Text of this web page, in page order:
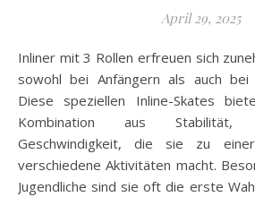
April 29, 2025
Inliner mit 3 Rollen erfreuen sich zunehmender Beliebtheit,
sowohl bei Anfängern als auch bei
Diese speziellen Inline-Skates
Kombination aus Stabilität,
Geschwindigkeit, die sie zu
verschiedene Aktivitäten macht.
Jugendliche sind sie oft die erste